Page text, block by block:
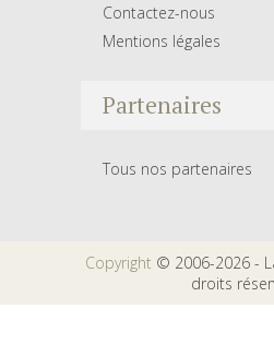
Contactez-nous
Mentions légales
Partenaires
Tous nos partenaires
Copyright © 2006-2026 -
droits